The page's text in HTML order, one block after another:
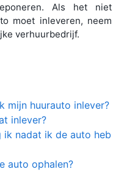
Als het niet
moet inleveren, neem
verhuurbedrijf.
mijn huurauto inlever?
inlever?
ik nadat ik de auto heb
auto ophalen?